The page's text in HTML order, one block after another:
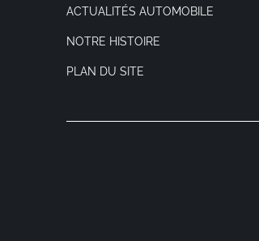
ACTUALITÉS AUTOMOBILE
NOTRE HISTOIRE
PLAN DU SITE